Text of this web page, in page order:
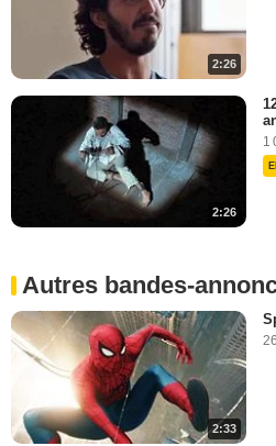
2:26
2:26
1
Autres bandes-
2:33